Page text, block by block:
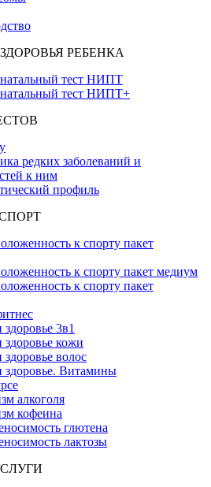
РЕБЕНКА
тест НИПТ
тест НИПТ+
редких заболеваний и
к ним
профиль
к спорту пакет
к спорту пакет медиум
к спорту пакет
3в1
здоровье кожи
волос
здоровье. Витамины
алкоголя
кофеина
глютена
лактозы